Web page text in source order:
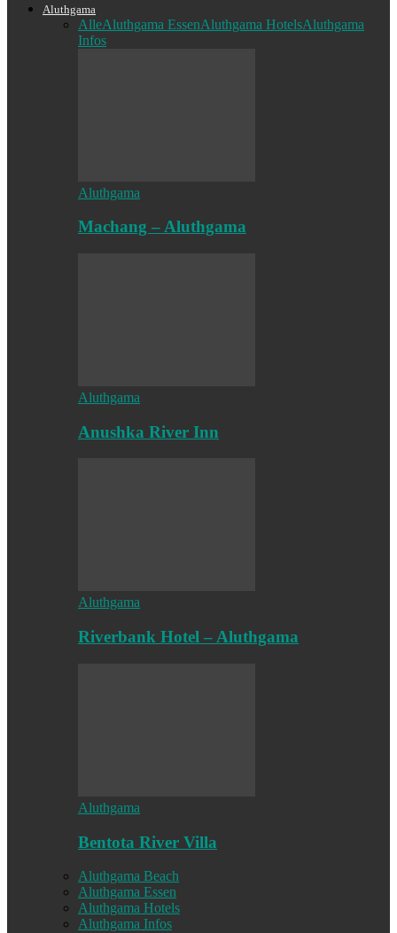
Aluthgama
AlleAluthgama EssenAluthgama HotelsAluthgama
Infos
Aluthgama
Machang – Aluthgama
Aluthgama
Anushka River Inn
Aluthgama
Riverbank Hotel – Aluthgama
Aluthgama
Bentota River Villa
Aluthgama Beach
Aluthgama Essen
Aluthgama Hotels
Aluthgama Infos